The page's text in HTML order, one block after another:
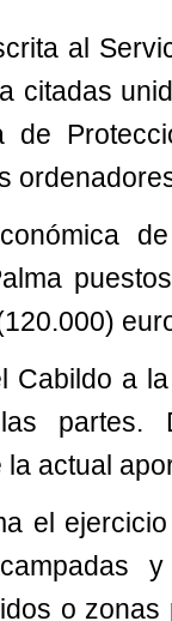
al
citadas
de
Cabildo a
partes.
la actual
el
o